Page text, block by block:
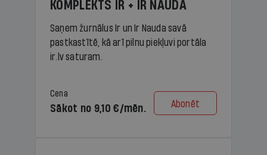
KOMPLEKTS IR + IR NAUDA
Saņem žurnālus Ir un Ir Nauda savā
pastkastītē, kā arī pilnu piekļuvi portāla
ir.lv saturam.
Cena
Sākot no 9,10 €/mēn. Abonēt